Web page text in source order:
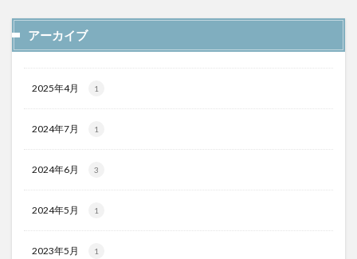
アーカイブ
2025年4月 1
2024年7月 1
2024年6月 3
2024年5月 1
2023年5月 1